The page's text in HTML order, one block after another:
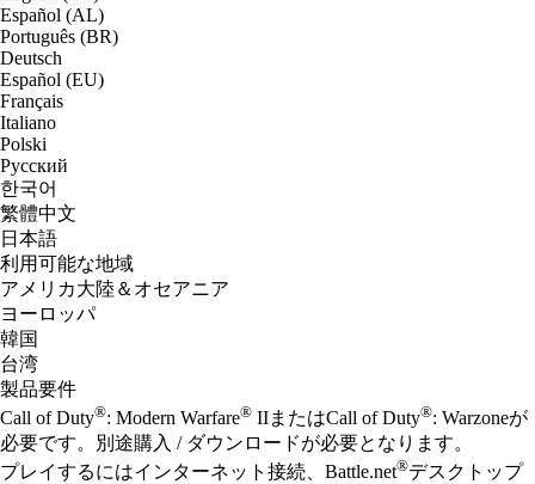
Español (AL)
Português (BR)
Deutsch
Español (EU)
Français
Italiano
Polski
Русский
한국어
繁體中文
日本語
利用可能な地域
アメリカ大陸＆オセアニア
ヨーロッパ
韓国
台湾
製品要件
Call of Duty®: Modern Warfare® IIまたはCall of Duty®: Warzoneが
必要です。別途購入 / ダウンロードが必要となります。
プレイするにはインターネット接続、Battle.net®デスクトップ